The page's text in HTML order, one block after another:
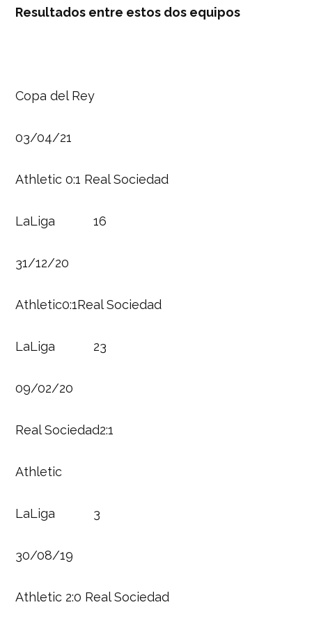
Resultados entre estos dos equipos
Copa del Rey
03/04/21
Athletic 0:1 Real Sociedad
LaLiga 16
31/12/20
Athletic0:1Real Sociedad
LaLiga 23
09/02/20
Real Sociedad2:1
Athletic
LaLiga 3
30/08/19
Athletic 2:0 Real Sociedad